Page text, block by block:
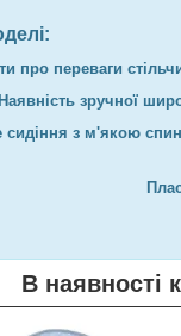
про переваги
Наявність зручної
сидіння з м'якою
В наявності